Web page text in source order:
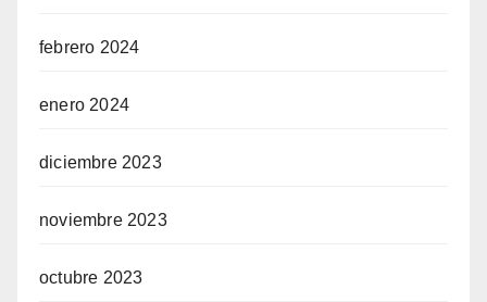
febrero 2024
enero 2024
diciembre 2023
noviembre 2023
octubre 2023